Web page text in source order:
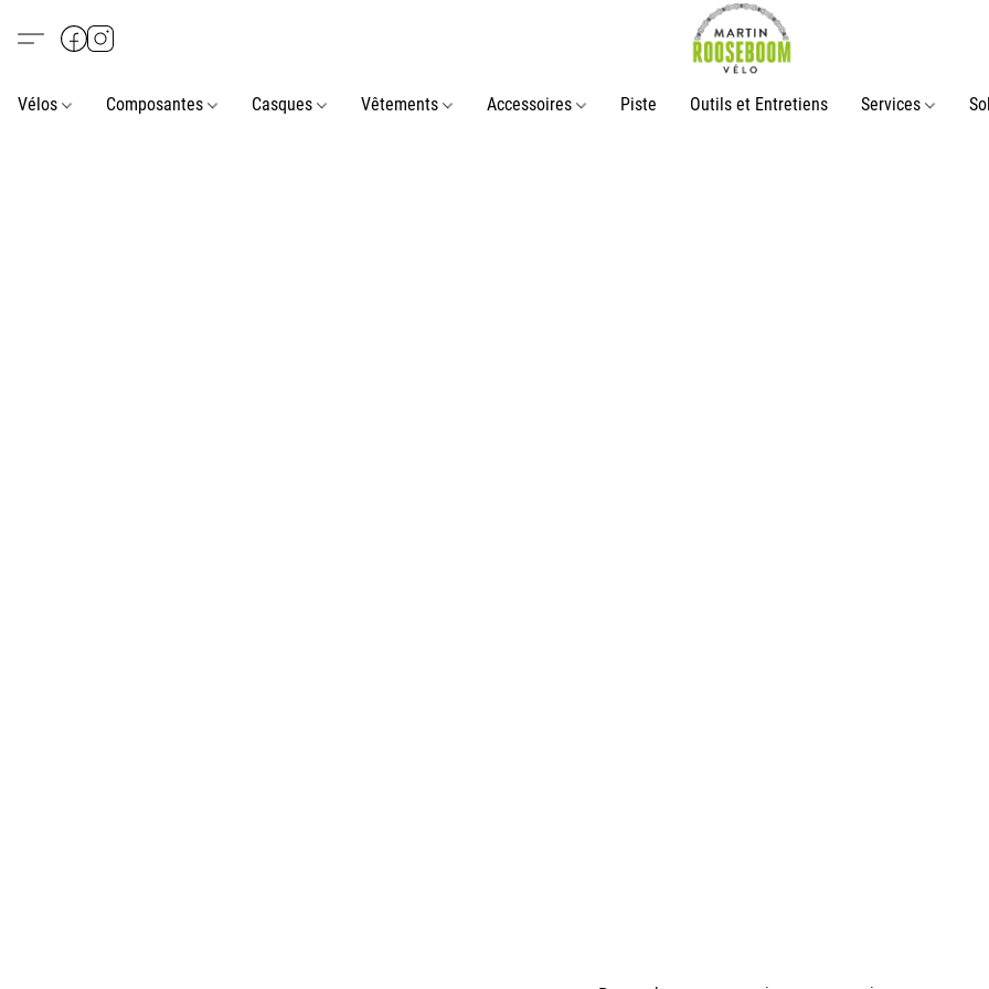
Vélos Composantes Casques Vêtements Accessoires Piste Outils et Entretiens Services